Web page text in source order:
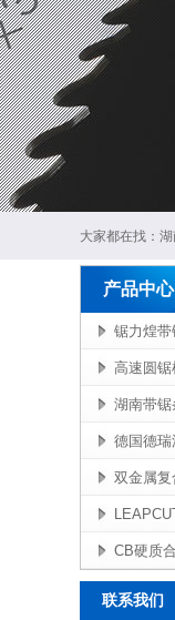
大家都在找： 湖
产品中心
锯力煌带
高速圆锯
湖南带锯
德国德瑞
双金属复
CB硬质
联系我们